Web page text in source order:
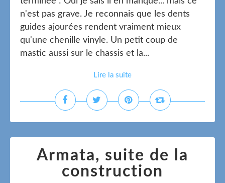
n'est pas grave. Je reconnais que les dents
guides ajourées rendent vraiment mieux
qu'une chenille vinyle. Un petit coup de
mastic aussi sur le chassis et la...
Lire la suite
Armata, suite de la
construction